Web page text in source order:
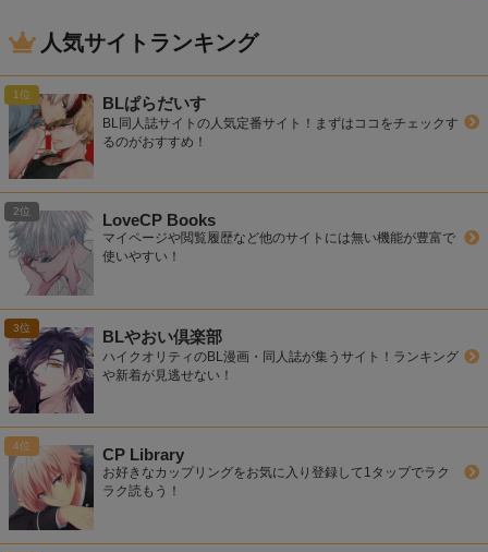
人気サイトランキング
BLぱらだいす
BL同人誌サイトの人気定番サイト！まずはココをチェックす
るのがおすすめ！
LoveCP Books
マイページや閲覧履歴など他のサイトには無い機能が豊富で
使いやすい！
BLやおい倶楽部
ハイクオリティのBL漫画・同人誌が集うサイト！ランキング
や新着が見逃せない！
CP Library
お好きなカップリングをお気に入り登録して1タップでラク
ラク読もう！